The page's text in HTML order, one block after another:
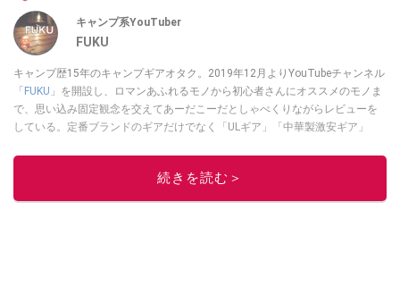
キャンプ系YouTuber
FUKU
キャンプ歴15年のキャンプギアオタク。2019年12月よりYouTubeチャンネル
「 FUKU 」を開設し、ロマンあふれるモノから初心者さんにオススメのモノま
で、思い込み固定観念を交えてあーだこーだとしゃべくりながらレビューを
している。定番ブランドのギアだけでなく「ULギア」「中華製激安ギア」
このイチオシストの他の記事を読む
続きを読む＞